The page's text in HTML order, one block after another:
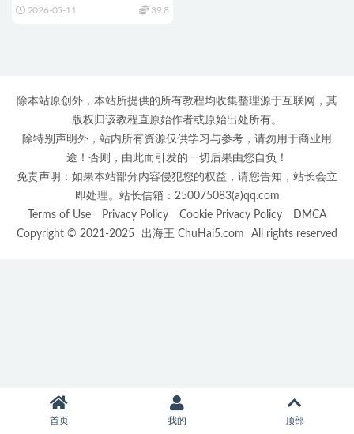
2026-05-11 39.8
除本站原创外，本站所提供的所有教程均收集整理源于互联网，其
版权归该教程直原始作者或原始出处所有。
除特别声明外，站内所有资源仅供学习与参考，请勿用于商业用
途！否则，由此而引发的一切后果由您自负！
免责声明：如果本站部分内容侵犯您的权益，请您告知，站长会立
即处理。站长信箱：250075083(a)qq.com
Terms of Use
Privacy Policy Cookie Privacy Policy
DMCA
Copyright © 2021-2025
出海王 ChuHai5.com All rights reserved
首页 我的 顶部